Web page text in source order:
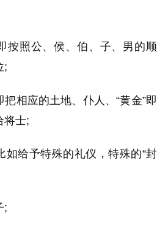
按照公、侯、伯、子、男的顺
;
相应的土地、仆人、“黄金”即
将士;
如给予特殊的礼仪，特殊的“封
;